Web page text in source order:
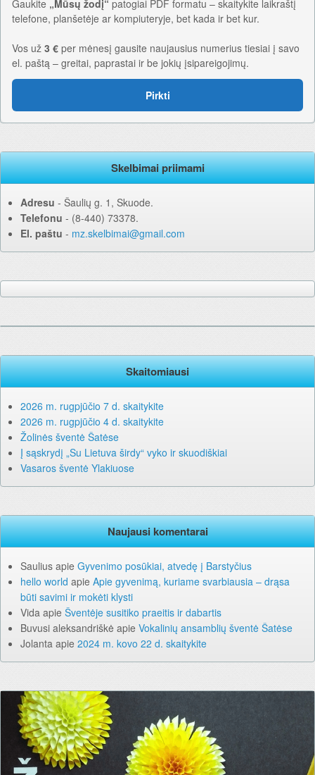
Gaukite „Mūsų žodį“ patogiai PDF formatu – skaitykite laikraštį
telefone, planšetėje ar kompiuteryje, bet kada ir bet kur.
Vos už 3 € per mėnesį gausite naujausius numerius tiesiai į savo
el. paštą – greitai, paprastai ir be jokių įsipareigojimų.
Pirkti
Skelbimai priimami
Adresu ‐ Šaulių g. 1, Skuode.
Telefonu ‐ (8-440) 73378.
El. paštu ‐ mz.skelbimai@gmail.com
Skaitomiausi
2026 m. rugpjūčio 7 d. skaitykite
2026 m. rugpjūčio 4 d. skaitykite
Žolinės šventė Šatėse
Į sąskrydį „Su Lietuva širdy“ vyko ir skuodiškiai
Vasaros šventė Ylakiuose
Naujausi komentarai
Saulius apie Gyvenimo posūkiai, atvedę į Barstyčius
hello world apie Apie gyvenimą, kuriame svarbiausia – drąsa
būti savimi ir mokėti klysti
Vida apie Šventėje susitiko praeitis ir dabartis
Buvusi aleksandriškė apie Vokalinių ansamblių šventė Šatėse
Jolanta apie 2024 m. kovo 22 d. skaitykite